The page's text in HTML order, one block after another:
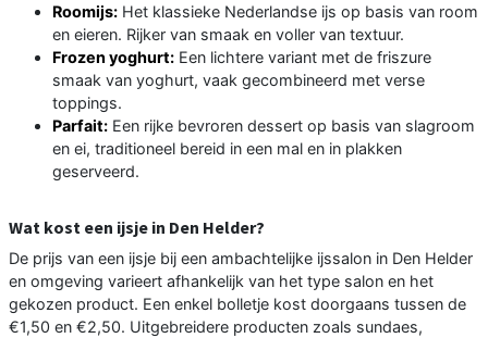
Roomijs: Het klassieke Nederlandse ijs op basis van room
en eieren. Rijker van smaak en voller van textuur.
Frozen yoghurt: Een lichtere variant met de friszure
smaak van yoghurt, vaak gecombineerd met verse
toppings.
Parfait: Een rijke bevroren dessert op basis van slagroom
en ei, traditioneel bereid in een mal en in plakken
geserveerd.
Wat kost een ijsje in Den Helder?
De prijs van een ijsje bij een ambachtelijke ijssalon in Den Helder
en omgeving varieert afhankelijk van het type salon en het
gekozen product. Een enkel bolletje kost doorgaans tussen de
€1,50 en €2,50. Uitgebreidere producten zoals sundaes,